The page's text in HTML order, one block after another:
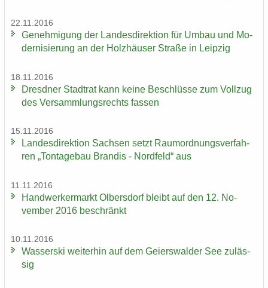
22.11.2016
Ge­neh­mi­gung der Lan­des­di­rek­ti­on für Umbau und Mo­
der­ni­sie­rung an der Holz­häu­ser Stra­ße in Leip­zig
18.11.2016
Dresd­ner Stadt­rat kann keine Be­schlüs­se zum Voll­zug
des Ver­samm­lungs­rechts fas­sen
15.11.2016
Lan­des­di­rek­ti­on Sach­sen setzt Raum­ord­nungs­ver­fah­
ren „Ton­ta­ge­bau Bran­dis - Nord­feld“ aus
11.11.2016
Hand­wer­ker­markt Ol­bers­dorf bleibt auf den 12. No­
vem­ber 2016 be­schränkt
10.11.2016
Was­ser­ski wei­ter­hin auf dem Gei­ers­wal­der See zu­läs­
sig